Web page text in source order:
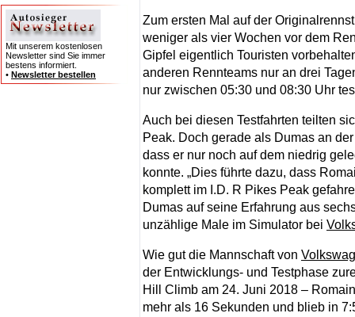
Mit unserem kostenlosen
Newsletter sind Sie immer
bestens informiert.
• Newsletter bestellen
Zum ersten Mal auf der
weniger als vier Wochen vor dem
Gipfel eigentlich Touristen
anderen Rennteams nur an drei
nur zwischen 05:30 und 08:30 Uhr
Auch bei diesen Testfahrten teilten
Peak. Doch gerade als Dumas an
dass er nur noch auf dem niedrig
konnte. „Dies führte dazu, dass
komplett im I.D. R Pikes Peak
Dumas auf seine Erfahrung aus
unzählige Male im Simulator bei
Wie gut die Mannschaft von
der Entwicklungs- und Testphase
Hill Climb am 24. Juni 2018 –
mehr als 16 Sekunden und blieb in